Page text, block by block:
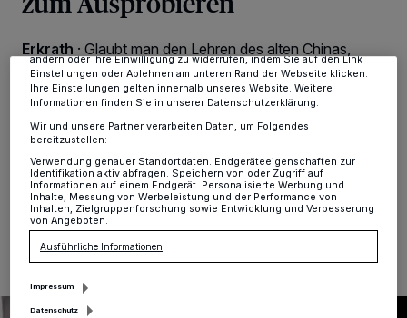
Erkrath · Glaubt man den Lehren des alten Chinas,
dann bestimmt die ewig fließende Energie „Qi“ alles
Leben auf Erden und dem Universum. Wer also ein
erfolgreiches, gesundes und langes Leben führen
möchte, sollte lernen, die sich ihm durch die
Bewegungskunst Qigong bietende Kraft zu nutzen.
22.11.2024 , 16:13 Uhr Eine Minute Lesezeit
Zwecke. Wenn Tracker deaktiviert sind, sind manche Inhalte und
dieses Menü jederzeit wieder aufrufen, um Ihre Einstellungen zu
ändern oder Ihre Einwilligung zu widerrufen, indem Sie auf den Link
Einstellungen oder Ablehnen am unteren Rand der Webseite klicken.
Ihre Einstellungen gelten innerhalb unseres Website. Weitere
Informationen finden Sie in unserer Datenschutzerklärung.
Wir und unsere Partner verarbeiten Daten, um Folgendes
bereitzustellen:
Verwendung genauer Standortdaten. Endgeräteeigenschaften zur
Identifikation aktiv abfragen. Speichern von oder Zugriff auf
Informationen auf einem Endgerät. Personalisierte Werbung und
Inhalte, Messung von Werbeleistung und der Performance von
Inhalten, Zielgruppenforschung sowie Entwicklung und Verbesserung
von Angeboten.
Ausführliche Informationen
Impressum
Datenschutz